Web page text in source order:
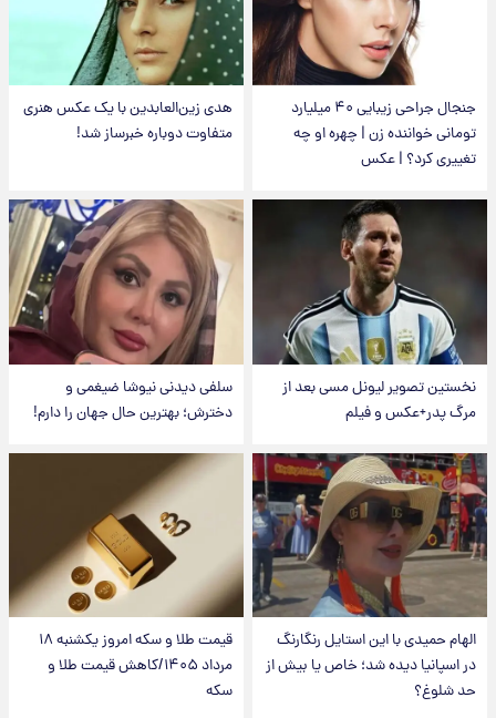
جنجال جراحی زیبایی ۴۰ میلیارد
تومانی خواننده زن | چهره او چه
تغییری کرد؟ | عکس
هدی زین‌العابدین با یک عکس هنری
متفاوت دوباره خبرساز شد!
نخستین تصویر لیونل مسی بعد از
مرگ پدر+عکس و فیلم
سلفی دیدنی نیوشا ضیغمی و
دخترش؛ بهترین حال جهان را دارم!
الهام حمیدی با این استایل رنگارنگ
در اسپانیا دیده شد؛ خاص یا بیش از
حد شلوغ؟
قیمت طلا و سکه امروز یکشنبه ۱۸
مرداد ۱۴۰۵/کاهش قیمت طلا و
سکه